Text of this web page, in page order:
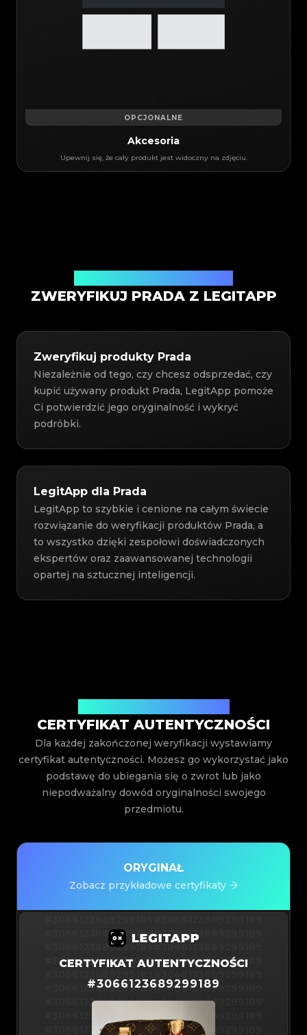
OPCJONALNE
Akcesoria
Upewnij się, że cały produkt jest widoczny na zdjęciu.
ZWERYFIKUJ PRADA Z LEGITAPP
Zweryfikuj produkty Prada
Niezależnie od tego, czy chcesz odsprzedać, czy
kupić używany produkt Prada, LegitApp pomoże
Ci potwierdzić jego oryginalność i wykryć
podróbki.
LegitApp dla Prada
LegitApp to szybkie i cenione na całym świecie
rozwiązanie do weryfikacji produktów Prada, a
to wszystko dzięki zespołowi doświadczonych
ekspertów oraz zaawansowanej technologii
opartej na sztucznej inteligencji.
CERTYFIKAT AUTENTYCZNOŚCI
Dla każdej zakończonej weryfikacji wystawiamy
certyfikat autentyczności. Możesz go wykorzystać jako
podstawę do ubiegania się o zwrot lub jako
niepodważalny dowód oryginalności swojego
przedmiotu.
ORYGINAŁ
Zobacz przykładowe certyfikaty
#3066123689299189#3066123689299189
#3066123689299189#3066123689299189
#3066123689299189#3066123689299189
#3066123689299189#3066123689299189
#3066123689299189#3066123689299189
#3066123689299189#3066123689299189
CERTYFIKAT AUTENTYCZNOŚCI
#3066123689299189